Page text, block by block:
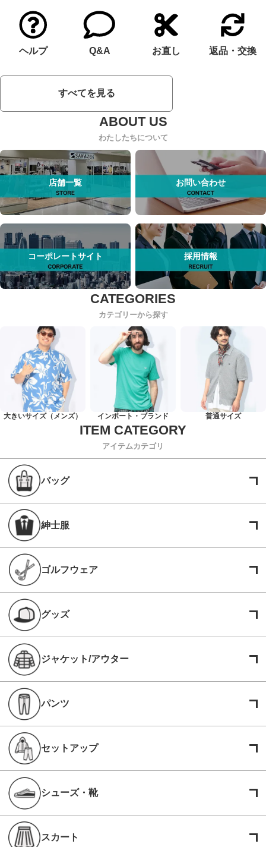
ヘルプ Q&A お直し 返品・交換
すべてを見る
わたしたちについて
店舗一覧 お問い合わせ
コーポレートサイト 採用情報
カテゴリーから探す
大きいサイズ（メンズ） インポート・ブランド 普通サイズ
アイテムカテゴリ
バッグ
紳士服
ゴルフウェア
グッズ
ジャケット/アウター
パンツ
セットアップ
シューズ・靴
スカート